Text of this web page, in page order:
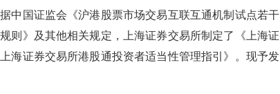
国证监会《沪港股票市场交易互联互通机制试点若干
则》及其他相关规定，上海证券交易所制定了《上海证
海证券交易所港股通投资者适当性管理指引》。现予发